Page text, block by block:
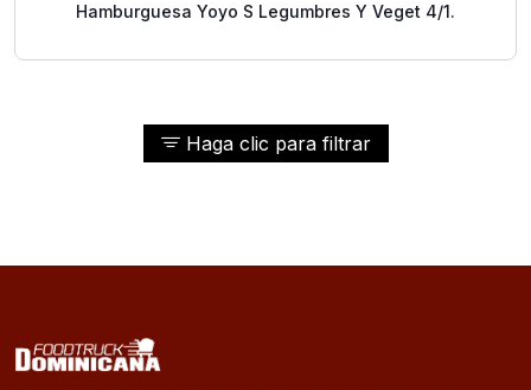
Haga clic para filtrar
Hamburguesa Yoyo S Legumbres Y Veget 4/1.